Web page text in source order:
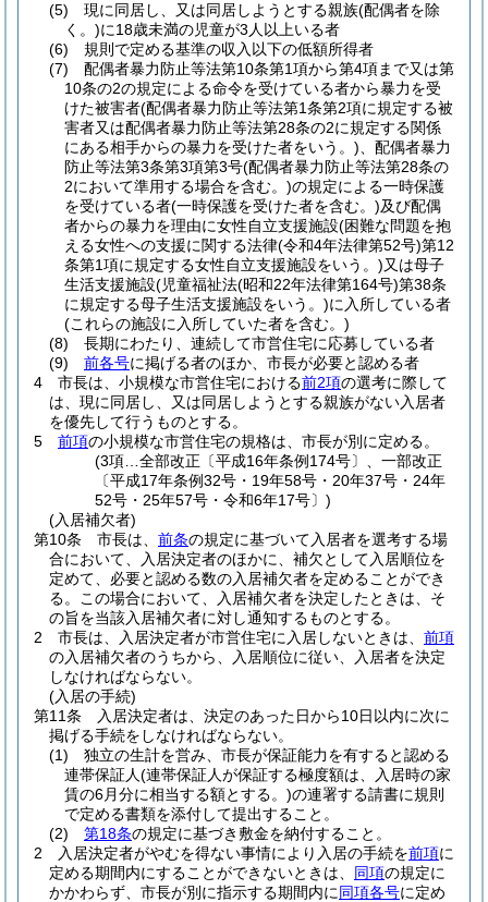
(5)
現に同居し、又は同居しようとする親族(配偶者を除
く。)に18歳未満の児童が3人以上いる者
(6)
規則で定める基準の収入以下の低額所得者
(7)
配偶者暴力防止等法第10条第1項から第4項まで又は第
10条の2の規定による命令を受けている者から暴力を受
けた被害者(配偶者暴力防止等法第1条第2項に規定する被
害者又は配偶者暴力防止等法第28条の2に規定する関係
にある相手からの暴力を受けた者をいう。) 、配偶者暴力
防止等法第3条第3項第3号(配偶者暴力防止等法第28条の
2において準用する場合を含む。)の規定による一時保護
を受けている者(一時保護を受けた者を含む。)及び配偶
者からの暴力を理由に女性自立支援施設(困難な問題を抱
える女性への支援に関する法律(令和4年法律第52号)第12
条第1項に規定する女性自立支援施設をいう。)又は母子
生活支援施設(児童福祉法(昭和22年法律第164号)第38条
に規定する母子生活支援施設をいう。)に入所している者
(これらの施設に入所していた者を含む。)
(8)
長期にわたり、連続して市営住宅に応募している者
(9)
前各号に掲げる者のほか、市長が必要と認める者
4
市長は、小規模な市営住宅における前2項の選考に際して
は、現に同居し、又は同居しようとする親族がない入居者
を優先して行うものとする。
5
前項の小規模な市営住宅の規格は、市長が別に定める。
(3項…全部改正〔平成16年条例174号〕、一部改正
〔平成17年条例32号・19年58号・20年37号・24年
52号・25年57号・令和6年17号〕)
(入居補欠者)
第10条
市長は、 前条の規定に基づいて入居者を選考する場
合において、入居決定者のほかに、補欠として入居順位を
定めて、必要と認める数の入居補欠者を定めることができ
る。
この場合において、入居補欠者を決定したときは、そ
の旨を当該入居補欠者に対し通知するものとする。
2
市長は、入居決定者が市営住宅に入居しないときは、 前項
の入居補欠者のうちから、入居順位に従い、入居者を決定
しなければならない。
(入居の手続)
第11条
入居決定者は、決定のあった日から10日以内に次に
掲げる手続をしなければならない。
(1)
独立の生計を営み、市長が保証能力を有すると認める
連帯保証人(連帯保証人が保証する極度額は、入居時の家
賃の6月分に相当する額とする。)の連署する請書に規則
で定める書類を添付して提出すること。
(2)
第18条の規定に基づき敷金を納付すること。
2
入居決定者がやむを得ない事情により入居の手続を前項に
定める期間内にすることができないときは、 同項の規定に
かかわらず、市長が別に指示する期間内に同項各号に定め